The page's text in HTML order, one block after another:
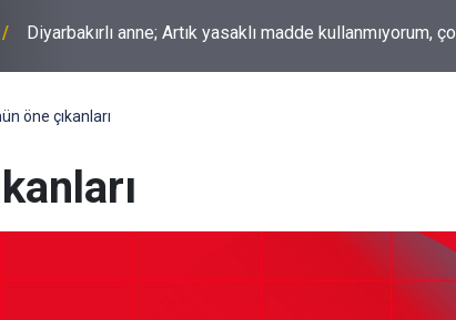
Mesut Çokur yazdı; Gelecek Yolda mı Kaldı?
öne çıkanları